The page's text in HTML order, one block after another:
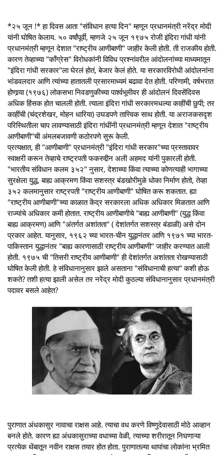
*२५ जून !* हा दिवस आता "संविधान हत्या दिन" म्हणून प्रधानमंत्री नरेंद्र मोदी
यांनी घोषित केलाय. ५० वर्षांपूर्वी, म्हणजे २५ जून १९७५ रोजी इंदिरा गांधी यांनी
प्रधानमंत्री म्हणून देशात "राष्ट्रीय आणीबाणी" जाहीर केली होती. ती राजकीय होती.
कारण तेव्हाच्या "कॉंग्रेस" विरोधकांनी विविध प्रश्नांवरील आंदोलनांच्या माध्यमातून
"इंदिरा गांधी सरकार"ला घेरलं होतं, बेजार केलं होते. या सरकारविरोधी आंदोलनांना
भांडवलदार आणि त्यांच्या हातातली प्रसारमाध्यमं बढावा देत होती. परिणामी, वर्षभरात
होणार्‍या (१९७६) लोकसभा निवडणुकीच्या पार्श्वभूमीवर ही आंदोलनं दिवसेंदिवस
अधिक हिंसक होत चालली होती. त्याला इंदिरा गांधी सरकारमधल्या काहींची छुपी; तर
काहींची (चंद्रशेखर, मोहन धारिया) उघडपणे तात्त्विक साथ होती. या अराजकसदृश
परिस्थितीला चाप लावण्यासाठी इंदिरा गांधींनी प्रधानमंत्री म्हणून देशात "राष्ट्रीय
आणीबाणी"ची अंमलबजावणी कठोरपणे सुरू केली.
प्रत्यक्षात, ही "आणीबाणी" प्रधानमंत्री "इंदिरा गांधी सरकार"च्या प्रस्तावावर
स्वाक्षरी करून तेव्हाचे राष्ट्रपती फकरुद्दीन अली अहमद यांनी पुकारली होती.
"भारतीय संविधान कलम ३५२" नुसार, देशाच्या किंवा त्याच्या कोणत्याही भागाच्या
सुरक्षेला युद्ध, बाह्य आक्रमण किंवा सशस्त्र बंडखोरीमुळे धोका निर्माण होतो, तेव्हा
३५२ कलमानुसार राष्ट्रपती "राष्ट्रीय आणीबाणी" घोषित करू शकतात. ह्या
"राष्ट्रीय आणीबाणी"च्या काळात केंद्र सरकारला अधिक अधिकार मिळतात आणि
राज्यांचे अधिकार कमी होतात. राष्ट्रीय आणीबाणीचे "बाह्य आणीबाणी" (युद्ध किंवा
बाह्य आक्रमण) आणि "अंतर्गत अशांतता" ( देशांतर्गत सशस्त्र बंडाळी) असे दोन
प्रकार आहेत. यानुसार, १९६२ च्या भारत-चीन युद्धानंतर आणि १९७१ च्या भारत-
पाकिस्तान युद्धानंतर "बाह्य कारणासाठी राष्ट्रीय आणीबाणी" जाहीर करण्यात आली
होती. १९७५ ची "तिसरी राष्ट्रीय आणीबाणी" ही देशांतर्गत अशांतता रोखण्यासाठी
घोषित केली होती. हे संविधानानुसार झाले असताना "संविधानाची हत्या" कशी होऊ
शकते? तशी हत्या झाली असेल तर नरेंद्र मोदी कुठल्या संविधानानुसार प्रधानमंत्री
पदावर बसले आहेत?
पुराणात अंधकासुर नावाचा राक्षस आहे. त्याचा वध करणे विष्णुदेवासाठी मोठे आव्हान
बनले होते. कारण ह्या अंधकासुराच्या वधाच्या वेळी, त्याच्या शरीरातून निघणाऱ्या
प्रत्येक थेंबातून नवीन राक्षस तयार होत होता. पुराणातल्या थापांचा लोकांना भ्रमित